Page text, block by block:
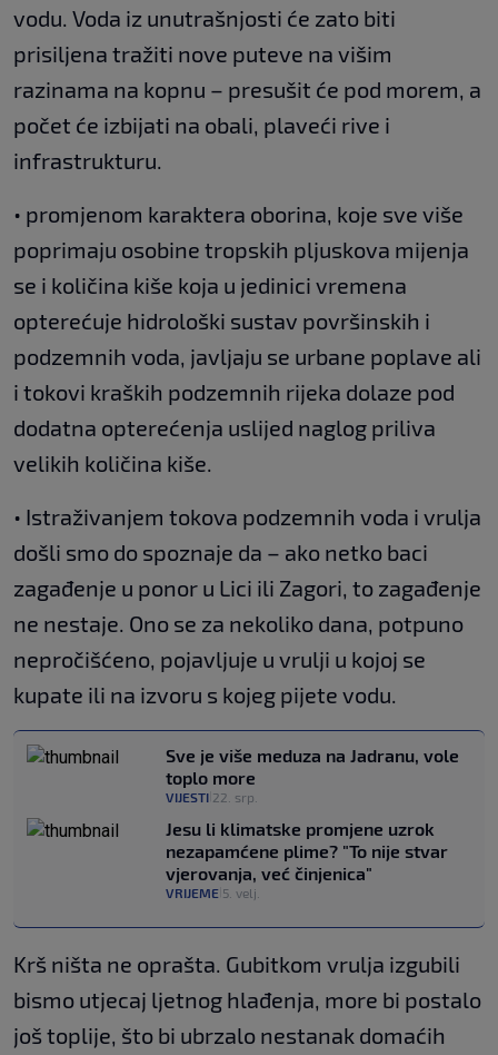
vodu. Voda iz unutrašnjosti će zato biti
prisiljena tražiti nove puteve na višim
razinama na kopnu – presušit će pod morem, a
počet će izbijati na obali, plaveći rive i
infrastrukturu.
• promjenom karaktera oborina, koje sve više
poprimaju osobine tropskih pljuskova mijenja
se i količina kiše koja u jedinici vremena
opterećuje hidrološki sustav površinskih i
podzemnih voda, javljaju se urbane poplave ali
i tokovi kraških podzemnih rijeka dolaze pod
dodatna opterećenja uslijed naglog priliva
velikih količina kiše.
• Istraživanjem tokova podzemnih voda i vrulja
došli smo do spoznaje da – ako netko baci
zagađenje u ponor u Lici ili Zagori, to zagađenje
ne nestaje. Ono se za nekoliko dana, potpuno
nepročišćeno, pojavljuje u vrulji u kojoj se
kupate ili na izvoru s kojeg pijete vodu.
Sve je više meduza na Jadranu, vole
toplo more
VIJESTI 22. srp.
Jesu li klimatske promjene uzrok
nezapamćene plime? "To nije stvar
vjerovanja, već činjenica"
VRIJEME 5. velj.
Krš ništa ne oprašta. Gubitkom vrulja izgubili
bismo utjecaj ljetnog hlađenja, more bi postalo
još toplije, što bi ubrzalo nestanak domaćih